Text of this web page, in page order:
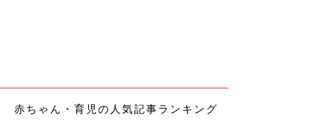
赤ちゃん・育児の人気記事ランキング